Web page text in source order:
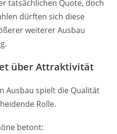
tatsächlichen Quote, doch
dürften sich diese
weiterer Ausbau
über Attraktivität
Ausbau spielt die Qualität
Rolle.
betont: